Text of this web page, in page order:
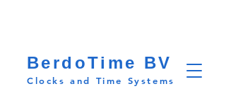
BerdoTime BV
Clocks and Time Systems